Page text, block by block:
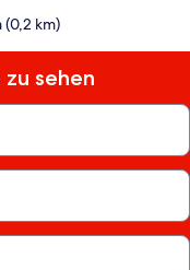
(0,2 km)
sehen